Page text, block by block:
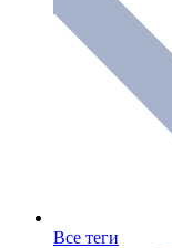
Все теги